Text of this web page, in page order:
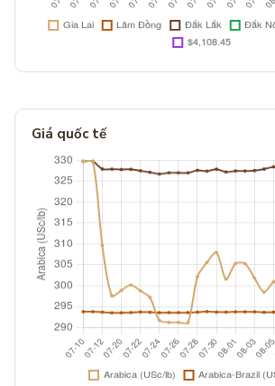
Giá quốc tế